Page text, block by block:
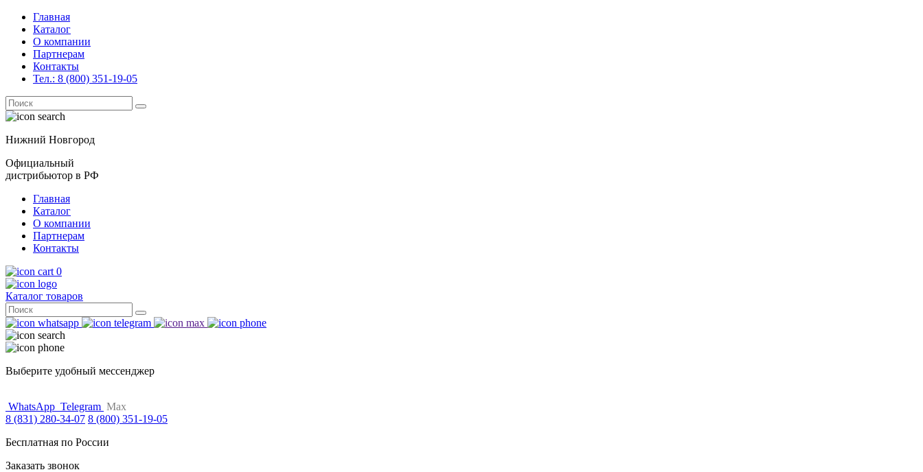
Главная
Каталог
О компании
Партнерам
Контакты
Тел.: 8 (800) 351-19-05
Поиск
for:
Нижний Новгород
Официальный
дистрибьютор в РФ
Главная
Каталог
О компании
Партнерам
Контакты
0
Каталог товаров
Поиск
for:
Выберите удобный мессенджер
WhatsApp Telegram Max
8 (831) 280-34-07 8 (800) 351-19-05
Бесплатная по России
Заказать звонок